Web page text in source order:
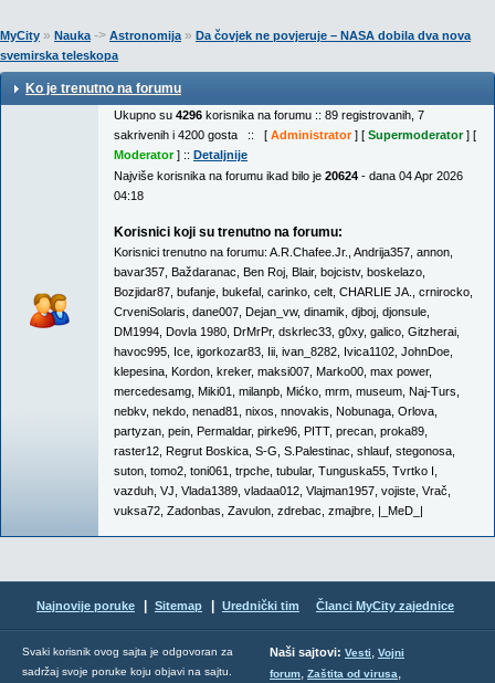
MyCity » Nauka-> Astronomija» Da čovjek ne povjeruje – NASA dobila dva nova
svemirska teleskopa
Ko je trenutno na forumu
Ukupno su 4296 korisnika na forumu :: 89 registrovanih, 7
sakrivenih i 4200 gosta :: [ Administrator] [ Supermoderator] [
Moderator] :: Detaljnije
Najviše korisnika na forumu ikad bilo je 20624 - dana 04 Apr 2026
04:18
Korisnici koji su trenutno na forumu:
Korisnici trenutno na forumu: A.R.Chafee.Jr. Andrija357 annon
bavar357 Baždaranac Ben Roj Blair, bojcistv, boskelazo
Bozjidar87 bufanje bukefal carinko celt CHARLIE JA. crnirocko
CrveniSolaris dane007 Dejan_vw, dinamik djboj djonsule
DM1994 Dovla 1980 DrMrPr, dskrlec33 g0xy, galico Gitzherai
havoc995 Ice igorkozar83 Iii ivan_8282 Ivica1102 JohnDoe
klepesina Kordon kreker, maksi007 Marko00 max power,
mercedesamg Miki01 milanpb Mićko mrm museum Naj-Turs
nebkv, nekdo nenad81 nixos nnovakis Nobunaga Orlova
partyzan pein Permaldar, pirke96 PITT, precan proka89
raster12 Regrut Boskica S-G S.Palestinac shlauf stegonosa
suton tomo2 toni061 trpche tubular, Tunguska55 Tvrtko I
vazduh VJ Vlada1389 vladaa012 Vlajman1957 vojiste Vrač
vuksa72 Zadonbas Zavulon zdrebac zmajbre |_MeD_|
Najnovije poruke Sitemap Urednički tim Članci MyCity zajednice
Svaki korisnik ovog sajta je odgovoran za
sadržaj svoje poruke koju objavi na sajtu.
Naši sajtovi: Vesti, Vojni
forum, Zaštita od virusa,